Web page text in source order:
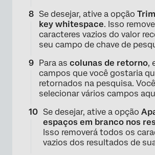
Se desejar, ative a opção
key whitespace. Isso
caracteres vazios do valor
seu campo de chave de
Para as colunas de retorno,
campos que você gostaria
retornados na pesquisa.
selecionar vários campos
Se desejar, ative a opção
espaços em branco nos
Isso removerá todos os
vazios dos resultados de